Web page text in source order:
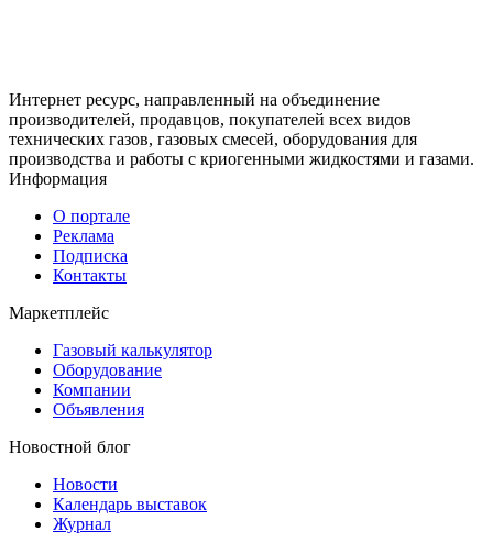
Интернет ресурс, направленный на объединение
производителей, продавцов, покупателей всех видов
технических газов, газовых смесей, оборудования для
производства и работы с криогенными жидкостями и газами.
Информация
О портале
Реклама
Подписка
Контакты
Маркетплейс
Газовый калькулятор
Оборудование
Компании
Объявления
Новостной блог
Новости
Календарь выставок
Журнал